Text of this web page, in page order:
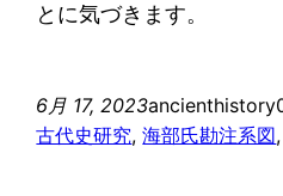
とに気づきます。
6月 17, 2023
古代史研究, 海部氏勘注系図